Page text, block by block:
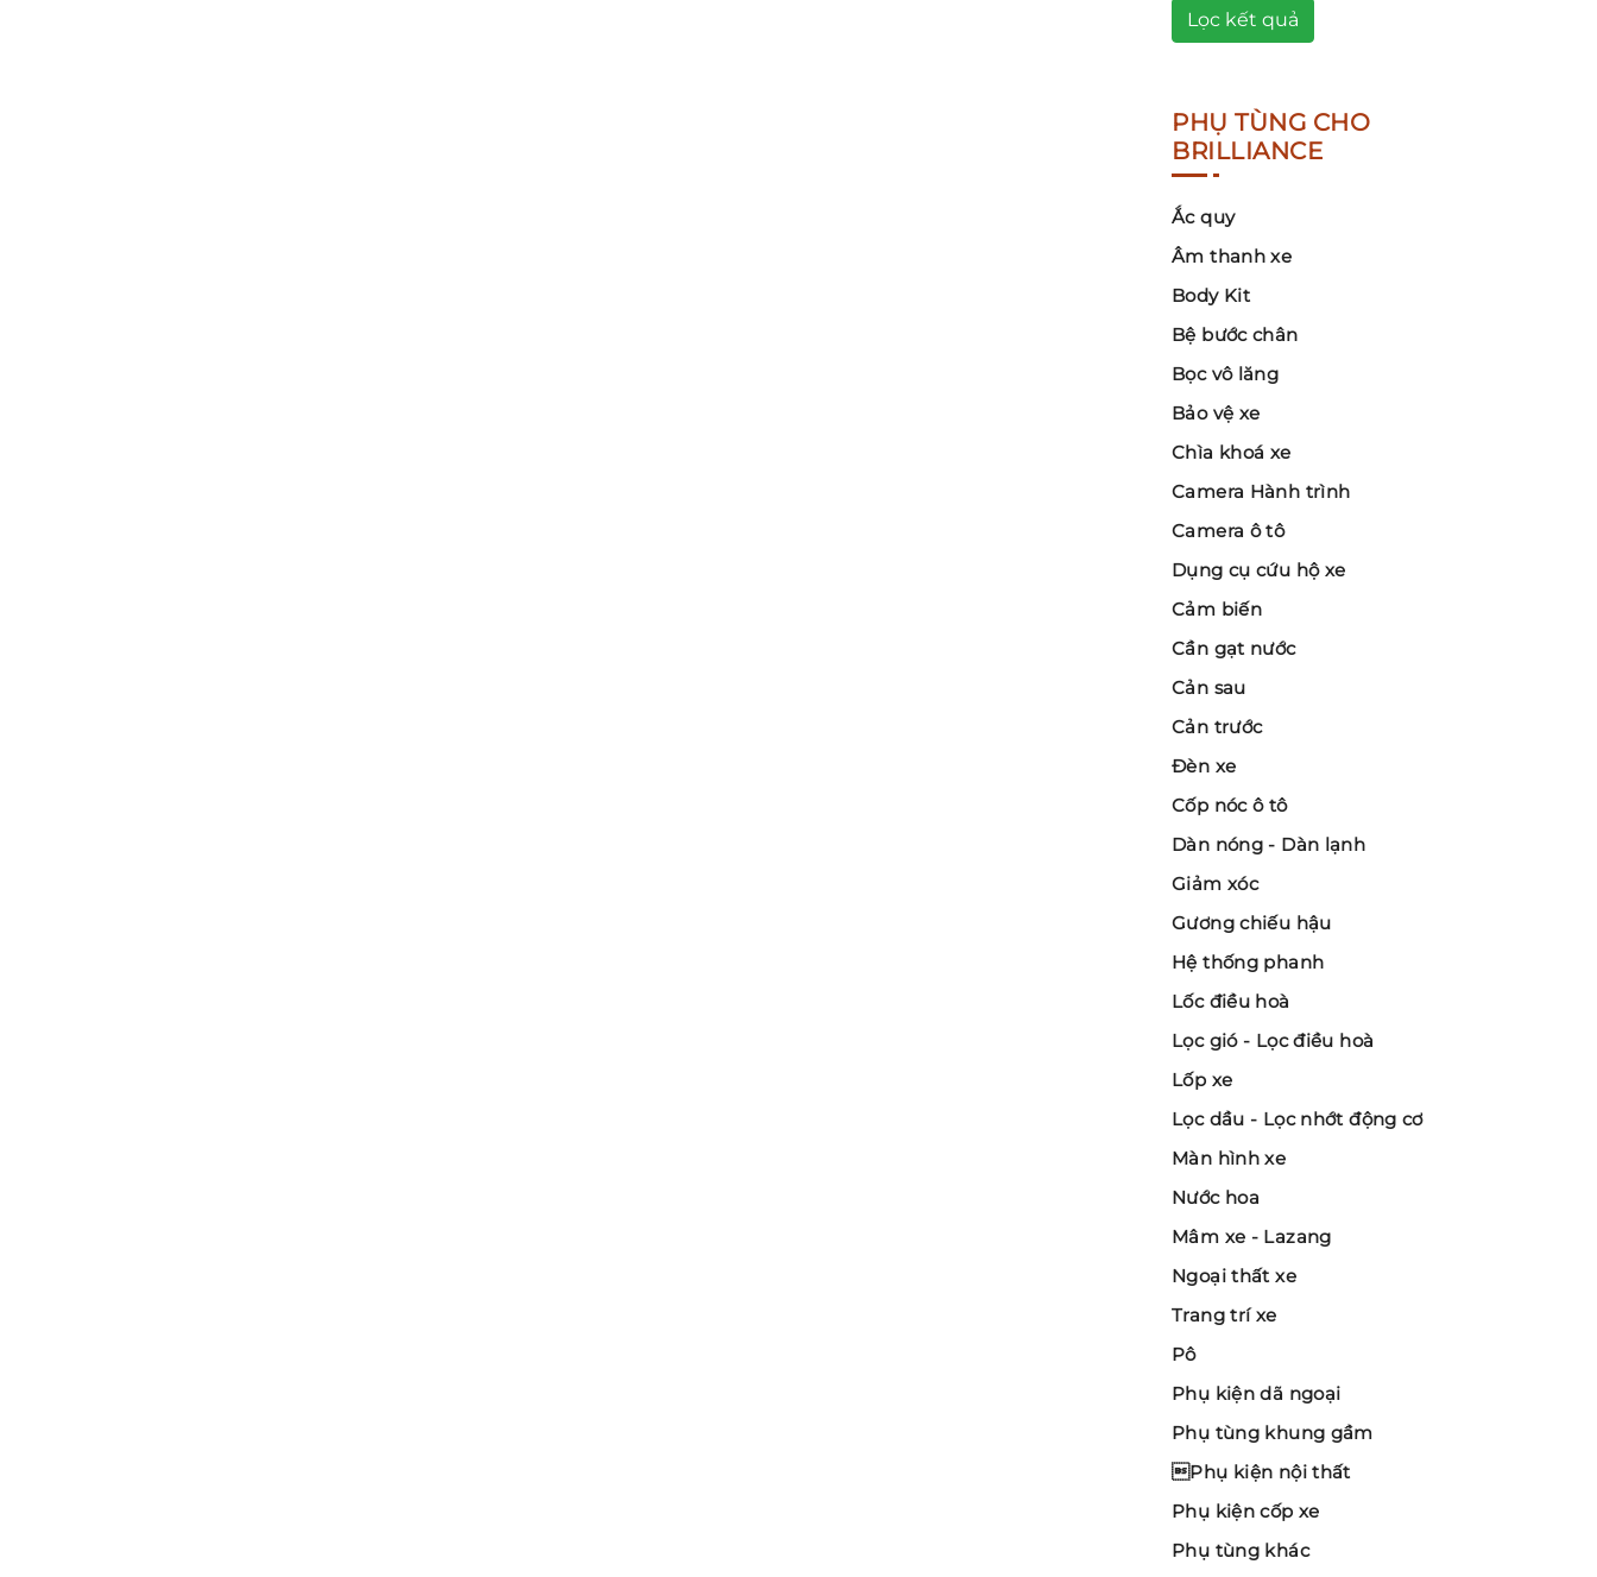
Lọc kết quả
PHỤ TÙNG CHO
BRILLIANCE
Ắc quy
Âm thanh xe
Body Kit
Bệ bước chân
Bọc vô lăng
Bảo vệ xe
Chìa khoá xe
Camera Hành trình
Camera ô tô
Dụng cụ cứu hộ xe
Cảm biến
Cần gạt nước
Cản sau
Cản trước
Đèn xe
Cốp nóc ô tô
Dàn nóng - Dàn lạnh
Giảm xóc
Gương chiếu hậu
Hệ thống phanh
Lốc điều hoà
Lọc gió - Lọc điều hoà
Lốp xe
Lọc dầu - Lọc nhớt động cơ
Màn hình xe
Nước hoa
Mâm xe - Lazang
Ngoại thất xe
Trang trí xe
Pô
Phụ kiện dã ngoại
Phụ tùng khung gầm
Phụ kiện nội thất
Phụ kiện cốp xe
Phụ tùng khác